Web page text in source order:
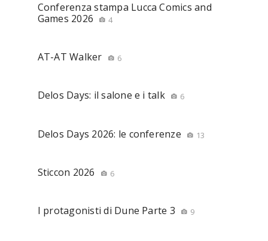
Conferenza stampa Lucca Comics and
Games 2026
4
AT-AT Walker 6
Delos Days: il salone e i talk 6
Delos Days 2026: le conferenze 13
Sticcon 2026 6
I protagonisti di Dune Parte 3 9